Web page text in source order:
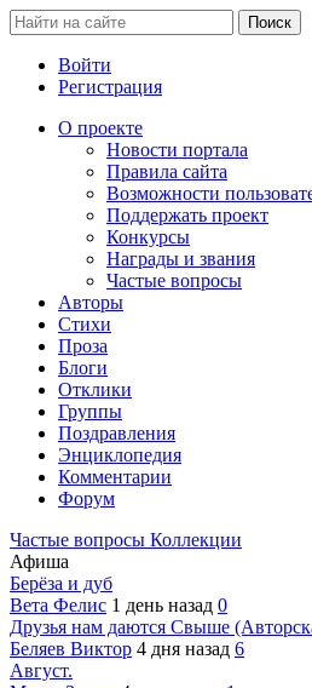
Войти
Регистрация
О проекте
Новости портала
Правила сайта
Возможности
Поддержать проект
Конкурсы
Награды и звания
Частые вопросы
Авторы
Стихи
Проза
Блоги
Отклики
Группы
Поздравления
Энциклопедия
Комментарии
Форум
Частые вопросы Коллекции
Афиша
Берёза и дуб
Вета Фелис 1 день назад 0
Друзья нам даются Свыше
Беляев Виктор 4 дня назад 6
Август.